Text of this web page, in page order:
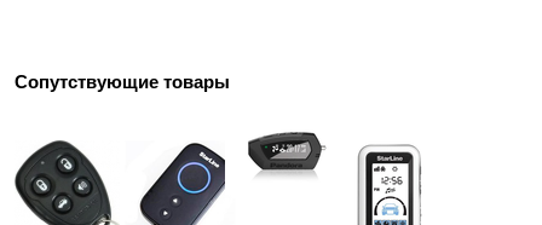
Сопутствующие товары